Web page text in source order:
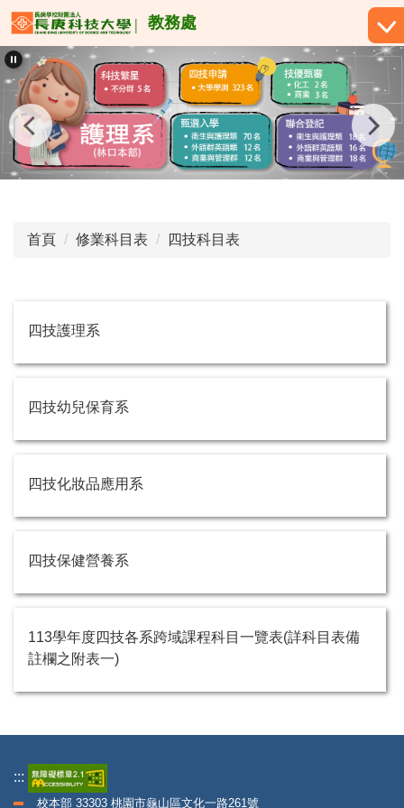
跳
到
主
要
內
容
區
教務處
首頁 修業科目表 四技科目表
四技護理系
四技幼兒保育系
四技化妝品應用系
四技保健營養系
113學年度四技各系跨域課程科目一覽表(詳科目表備
註欄之附表一)
:::
校本部 33303 桃園市龜山區文化一路261號